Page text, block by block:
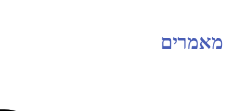
מאמרים